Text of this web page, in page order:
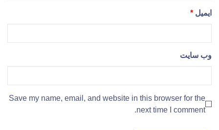
ایمیل *
وب‌ سایت
Save my name, email, and website in this browser for the
next time I comment.